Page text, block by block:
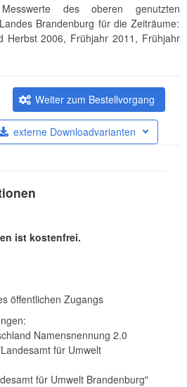
des oberen genutzten
Brandenburg für die Zeiträume:
Herbst 2006, Frühjahr 2011, Frühjahr
Weiter zum Bestellvorgang
externe Downloadvarianten
ist kostenfrei.
öffentlichen Zugangs
Namensnennung 2.0
für Umwelt
für Umwelt Brandenburg"